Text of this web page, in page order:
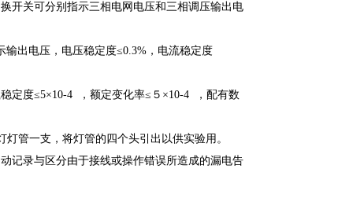
开关可分别指示三相电网电压和三相调压输出电
出电压，电压稳定度≤0.3%，电流稳定度
定度≤5×10-4 ，额定变化率≤５×10-4 ，配有数
管一支，将灯管的四个头引出以供实验用。
记录与区分由于接线或操作错误所造成的漏电告